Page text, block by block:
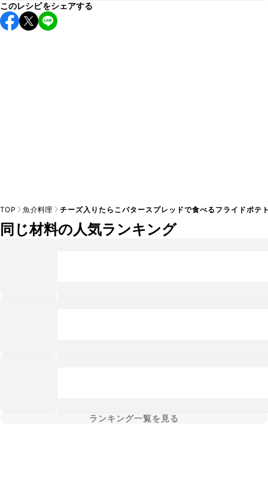
保存期間は冷蔵で翌日中が目安です。なるべくお早めにお召
し上がりください。
このレシピをシェアする
TOP 魚介料理 チーズ入りたらこバタースプレッドで食べるフライドポテ
同じ材料の人気ランキング
ランキング一覧を見る